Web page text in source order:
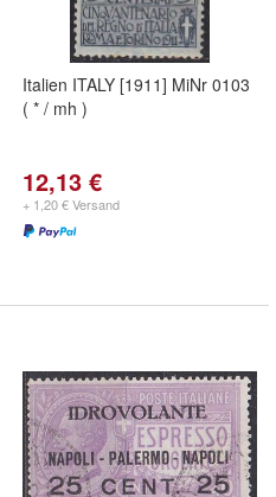
Italien ITALY [1911] MiNr 0103
( * / mh )
12,13 €
+ 1,20 € Versand